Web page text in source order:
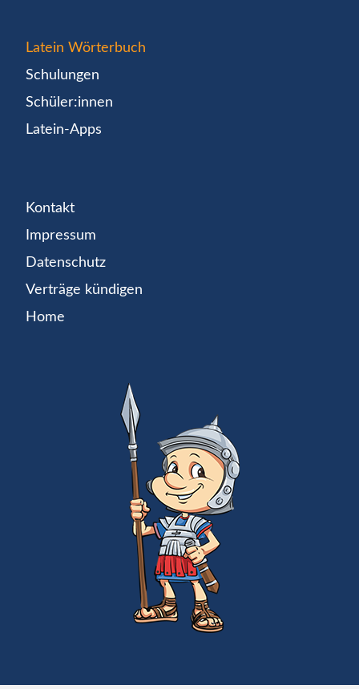
Latein Wörterbuch
Schulungen
Schüler:innen
Latein-Apps
Kontakt
Impressum
Datenschutz
Verträge kündigen
Home